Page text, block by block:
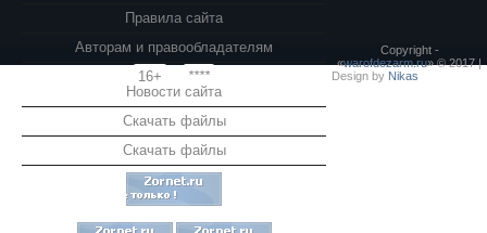
Правила сайта
Авторам и правообладателям
16+
****
Новости сайта
Скачать файлы
Скачать файлы
Copyright -
«warofdezarm.ru» © 2017 |
Design by Nikas